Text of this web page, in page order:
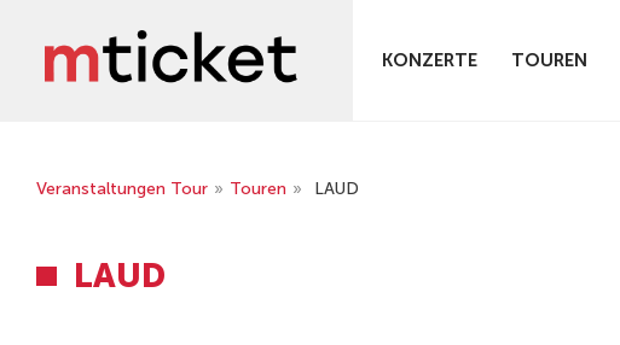
KONZERTE TOUREN
Veranstaltungen Tour » Touren » LAUD
LAUD